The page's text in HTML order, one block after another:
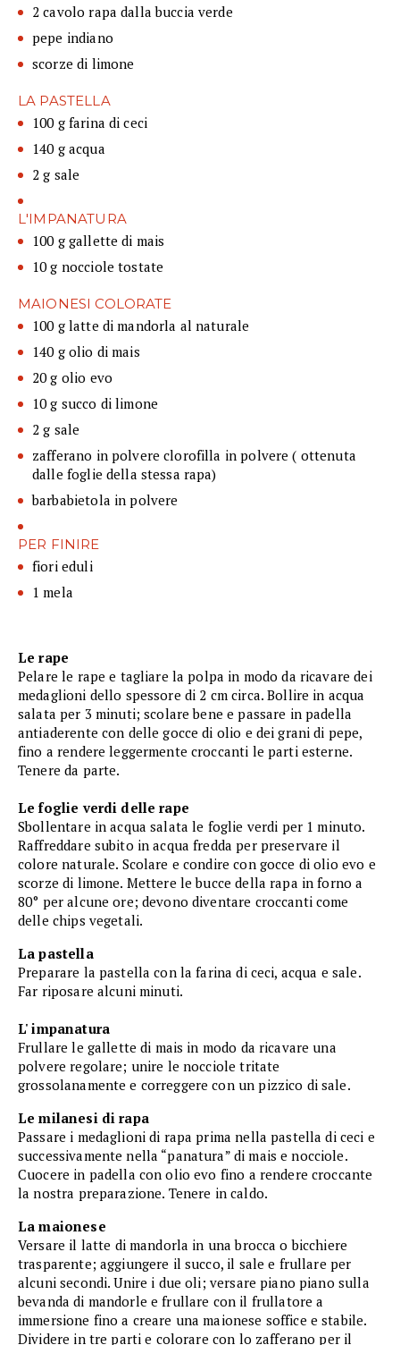
2 cavolo rapa dalla buccia verde
pepe indiano
scorze di limone
LA PASTELLA
100 g farina di ceci
140 g acqua
2 g sale
L'IMPANATURA
100 g gallette di mais
10 g nocciole tostate
MAIONESI COLORATE
100 g latte di mandorla al naturale
140 g olio di mais
20 g olio evo
10 g succo di limone
2 g sale
zafferano in polvere clorofilla in polvere ( ottenuta
dalle foglie della stessa rapa)
barbabietola in polvere
PER FINIRE
fiori eduli
1 mela
Le rape
Pelare le rape e tagliare la polpa in modo da ricavare dei
medaglioni dello spessore di 2 cm circa. Bollire in acqua
salata per 3 minuti; scolare bene e passare in padella
antiaderente con delle gocce di olio e dei grani di pepe,
fino a rendere leggermente croccanti le parti esterne.
Tenere da parte.
Le foglie verdi delle rape
Sbollentare in acqua salata le foglie verdi per 1 minuto.
Raffreddare subito in acqua fredda per preservare il
colore naturale. Scolare e condire con gocce di olio evo e
scorze di limone. Mettere le bucce della rapa in forno a
80° per alcune ore; devono diventare croccanti come
delle chips vegetali.
La pastella
Preparare la pastella con la farina di ceci, acqua e sale.
Far riposare alcuni minuti.
L' impanatura
Frullare le gallette di mais in modo da ricavare una
polvere regolare; unire le nocciole tritate
grossolanamente e correggere con un pizzico di sale.
Le milanesi di rapa
Passare i medaglioni di rapa prima nella pastella di ceci e
successivamente nella “panatura” di mais e nocciole.
Cuocere in padella con olio evo fino a rendere croccante
la nostra preparazione. Tenere in caldo.
La maionese
Versare il latte di mandorla in una brocca o bicchiere
trasparente; aggiungere il succo, il sale e frullare per
alcuni secondi. Unire i due oli; versare piano piano sulla
bevanda di mandorle e frullare con il frullatore a
immersione fino a creare una maionese soffice e stabile.
Dividere in tre parti e colorare con lo zafferano per il